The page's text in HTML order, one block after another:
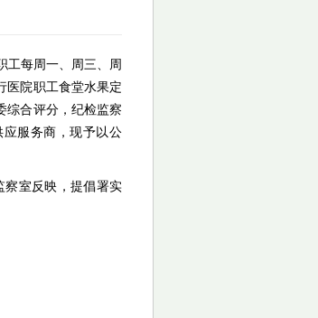
工每周一、周三、周
医院职工食堂水果定
综合评分，纪检监察
应服务商，现予以公
察室反映，提倡署实